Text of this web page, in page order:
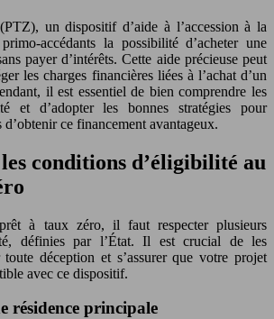
un dispositif d’aide à l’accession à la
accédants la possibilité d’acheter une
payer d’intérêts. Cette aide précieuse peut
les charges financières liées à l’achat d’un
il est essentiel de bien comprendre les
et d’adopter les bonnes stratégies pour
ce financement avantageux.
conditions d’éligibilité au
à taux zéro, il faut respecter plusieurs
définies par l’État. Il est crucial de les
déception et s’assurer que votre projet
avec ce dispositif.
résidence principale